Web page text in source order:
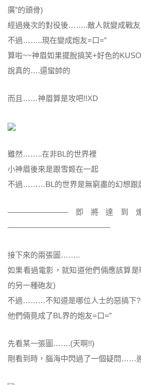
廣”的頭骨)
經過幾次的對役後……..敵人就變成戰友
不過……..現在變成炮友=口=”
算啦~~神眉如果擺脫搞笑+好色的
說真的….還蠻帥的
而且……神眉算是攻吧!!XD
雖然……..在非BL的世界裡
小神眉後來是跟雪姬在一起
不過………BL的世界是無窮盡的幻想跟
————————即將達到
—————————————–
接下來的兩張圖……..
如果看過電影，就知道他們倆應該算
的另一種砲友)
不過………不知道是哪位人士的惡搞下?
他們倆竟成了BL界的炮友=口=”
先看某一張圖…….(天啊!!)
剛看到時，腦海中閃過了一個疑問……